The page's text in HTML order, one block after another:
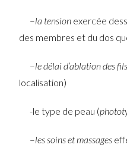
–la tension exercée
des membres et du dos
–le délai d’ablation des fils
localisation)
-le type de peau (
–les soins et massages